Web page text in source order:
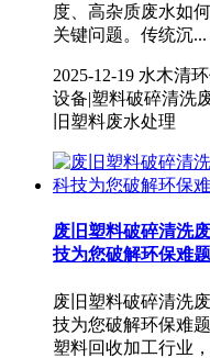
度、高杂质废水如
关键问题。传统沉...
2025-12-19 水木清
设备|塑料破碎清洗
旧塑料废水处理
废旧塑料破碎清洗
技为您破解环保难题
废旧塑料破碎清洗
技为您破解环保难
塑料回收加工行业